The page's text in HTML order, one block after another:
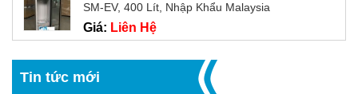
SM-EV, 400 Lít, Nhập Khẩu Malaysia
Giá: Liên Hệ
Tin tức mới